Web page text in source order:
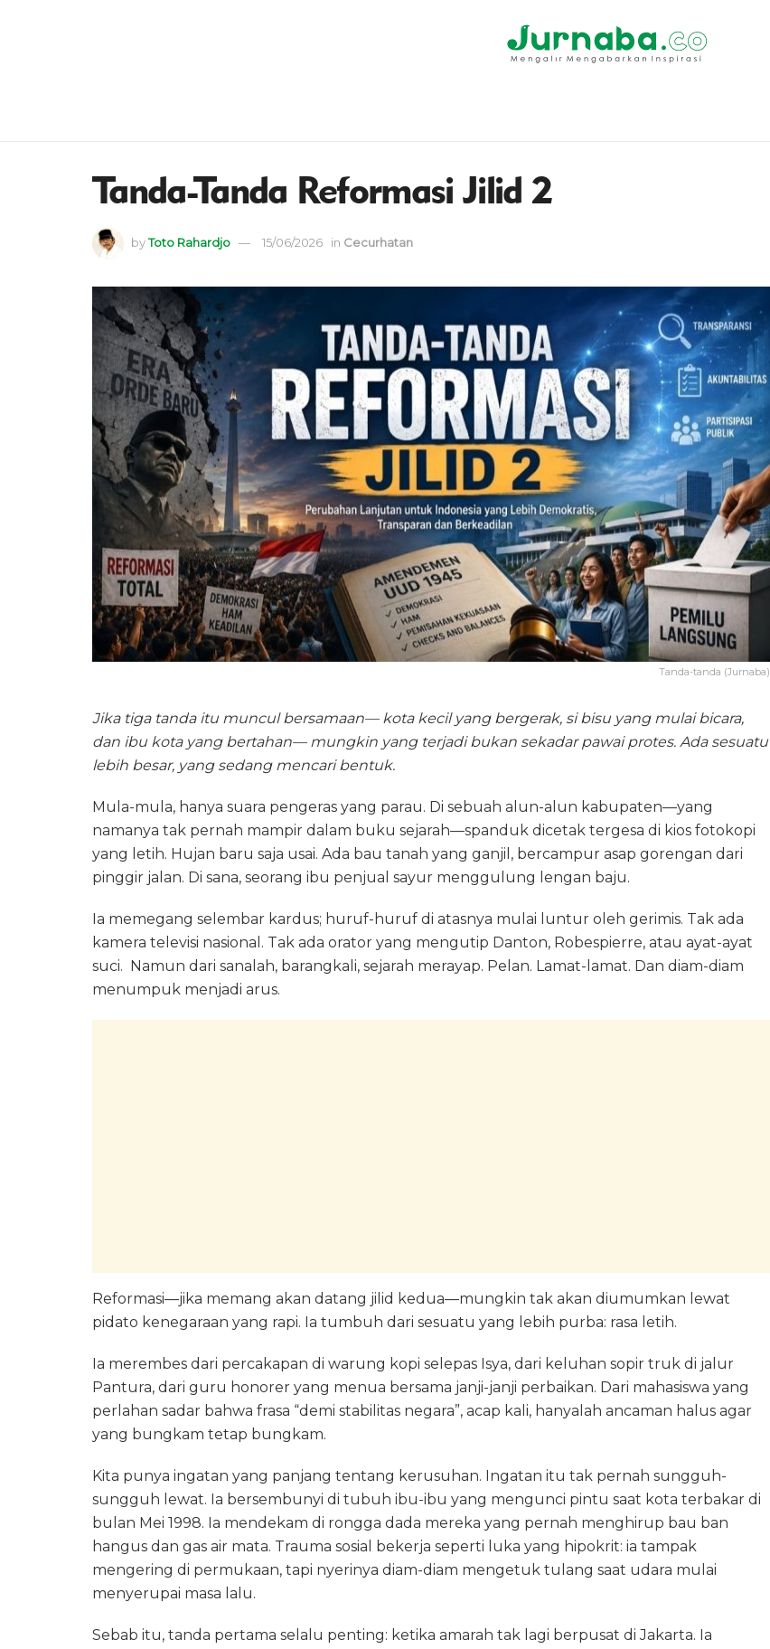
Tanda-Tanda Reformasi Jilid 2
byToto Rahardjo 15/06/2026 in Cecurhatan
Tanda-tanda (Jurnaba)
Jika tiga tanda itu muncul bersamaan— kota kecil yang bergerak, si bisu yang mulai bicara,
dan ibu kota yang bertahan— mungkin yang terjadi bukan sekadar pawai protes. Ada sesuatu
lebih besar, yang sedang mencari bentuk.
Mula-mula, hanya suara pengeras yang parau. Di sebuah alun-alun kabupaten—yang
namanya tak pernah mampir dalam buku sejarah—spanduk dicetak tergesa di kios fotokopi
yang letih. Hujan baru saja usai. Ada bau tanah yang ganjil, bercampur asap gorengan dari
pinggir jalan. Di sana, seorang ibu penjual sayur menggulung lengan baju.
Ia memegang selembar kardus; huruf-huruf di atasnya mulai luntur oleh gerimis. Tak ada
kamera televisi nasional. Tak ada orator yang mengutip Danton, Robespierre, atau ayat-ayat
suci. Namun dari sanalah, barangkali, sejarah merayap. Pelan. Lamat-lamat. Dan diam-diam
menumpuk menjadi arus.
Reformasi—jika memang akan datang jilid kedua—mungkin tak akan diumumkan lewat
pidato kenegaraan yang rapi. Ia tumbuh dari sesuatu yang lebih purba: rasa letih.
Ia merembes dari percakapan di warung kopi selepas Isya, dari keluhan sopir truk di jalur
Pantura, dari guru honorer yang menua bersama janji-janji perbaikan. Dari mahasiswa yang
perlahan sadar bahwa frasa “demi stabilitas negara”, acap kali, hanyalah ancaman halus agar
yang bungkam tetap bungkam.
Kita punya ingatan yang panjang tentang kerusuhan. Ingatan itu tak pernah sungguh-
sungguh lewat. Ia bersembunyi di tubuh ibu-ibu yang mengunci pintu saat kota terbakar di
bulan Mei 1998. Ia mendekam di rongga dada mereka yang pernah menghirup bau ban
hangus dan gas air mata. Trauma sosial bekerja seperti luka yang hipokrit: ia tampak
mengering di permukaan, tapi nyerinya diam-diam mengetuk tulang saat udara mulai
menyerupai masa lalu.
Sebab itu, tanda pertama selalu penting: ketika amarah tak lagi berpusat di Jakarta. Ia